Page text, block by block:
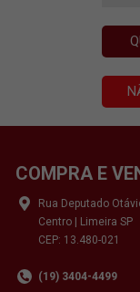
COMPRA E
Rua Deputado
Centro | Limeira SP
CEP: 13.480-021
(19) 3404-4499